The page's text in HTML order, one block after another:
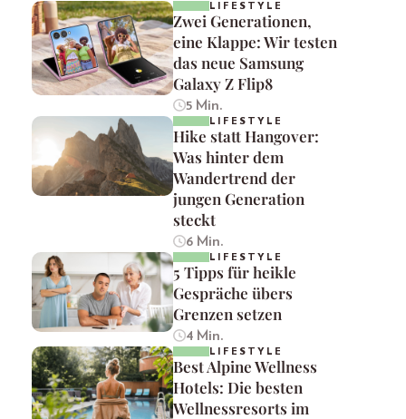
LIFESTYLE
Zwei Generationen,
eine Klappe: Wir testen
das neue Samsung
Galaxy Z Flip8
5 Min.
LIFESTYLE
Hike statt Hangover:
Was hinter dem
Wandertrend der
jungen Generation
steckt
6 Min.
LIFESTYLE
5 Tipps für heikle
Gespräche übers
Grenzen setzen
4 Min.
LIFESTYLE
Best Alpine Wellness
Hotels: Die besten
Wellnessresorts im